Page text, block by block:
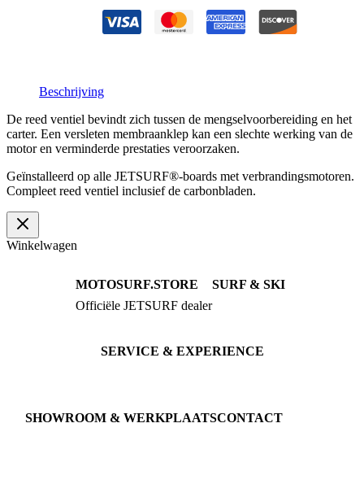
Beschrijving
De reed ventiel bevindt zich tussen de mengselvoorbereiding en het
carter. Een versleten membraanklep kan een slechte werking van de
motor en verminderde prestaties veroorzaken.
Geïnstalleerd op alle JETSURF®-boards met verbrandingsmotoren.
Compleet reed ventiel inclusief de carbonbladen.
Winkelwagen
MOTOSURF.STORE
Officiële JETSURF dealer
SURF & SKI
JETSURF Boards
SERVICE & EXPERIENCE
SHOWROOM & WERKPLAATSCONTACT